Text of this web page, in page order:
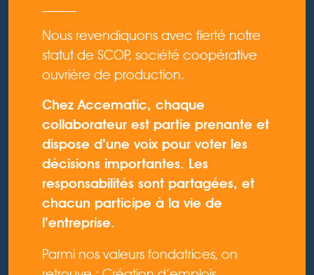
Nous revendiquons avec fierté notre
statut de SCOP, société coopérative
ouvrière de production.
Chez Accematic, chaque
collaborateur est partie prenante et
dispose d’une voix pour voter les
décisions importantes. Les
responsabilités sont partagées, et
chacun participe à la vie de
l’entreprise.
Parmi nos valeurs fondatrices, on